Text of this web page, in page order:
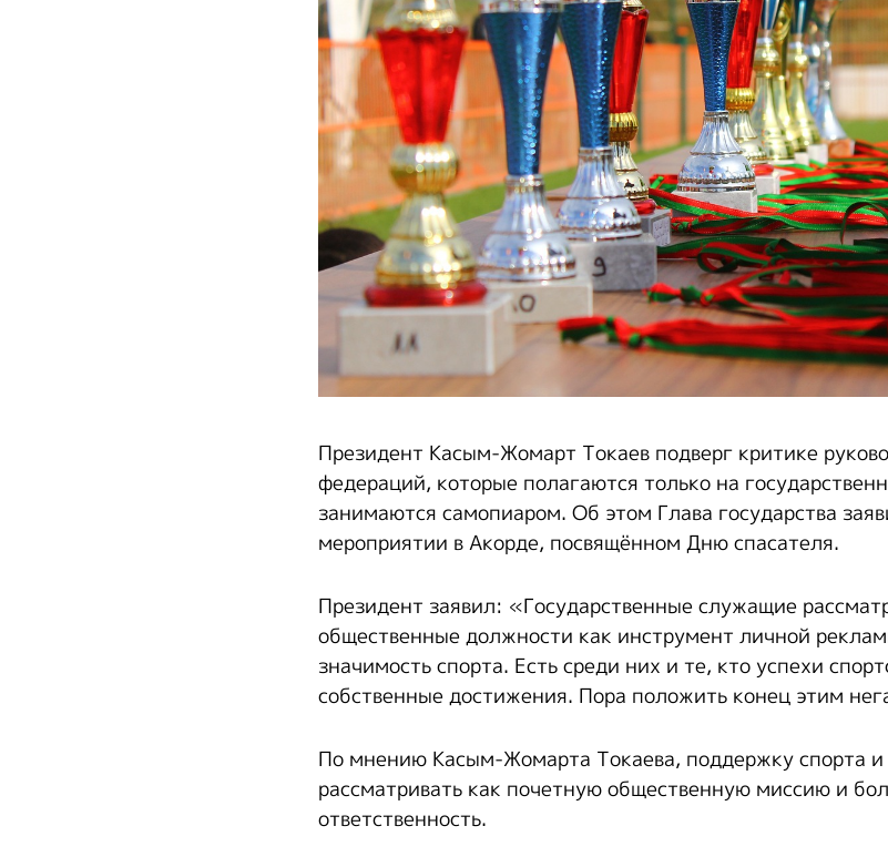
Президент Касым-Жомарт Токаев подверг критике
федераций, которые полагаются только на
занимаются самопиаром. Об этом Глава государства
мероприятии в Акорде, посвящённом Дню спасателя.
Президент заявил: «Государственные служащие
общественные должности как инструмент личной
значимость спорта. Есть среди них и те, кто успехи
собственные достижения. Пора положить конец этим
По мнению Касым-Жомарта Токаева, поддержку спорта
рассматривать как почетную общественную миссию и
ответственность.